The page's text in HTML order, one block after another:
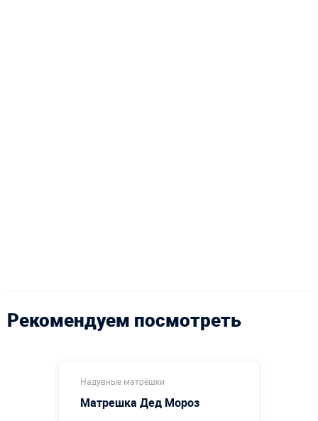
Рекомендуем посмотреть
Надувные матрёшки
Матрешка Дед Мороз